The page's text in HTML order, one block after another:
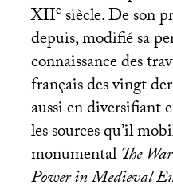
XIIesiècle. De son
depuis, modifié sa
connaissance des
français des vingt
aussi en diversifiant
les sources qu’il
monumentalThe